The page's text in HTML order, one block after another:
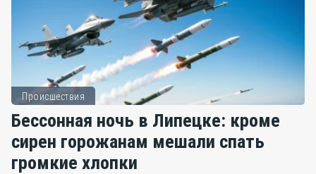
Происшествия
Бессонная ночь в Липецке: кроме
сирен горожанам мешали спать
громкие хлопки